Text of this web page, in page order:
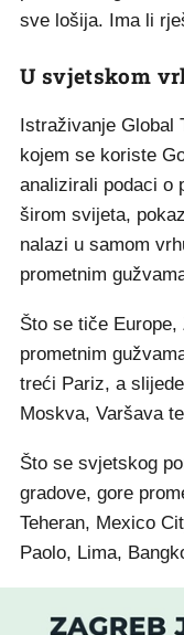
sve lošija. Ima li
U svjetskom
Istraživanje Global
kojem se koriste
analizirali podaci o
širom svijeta,
nalazi u samom
prometnim
Što se tiče
prometnim
treći Pariz, a
Moskva, Varšava
Što se svjetskog
gradove, gore
Teheran, Mexico
Paolo, Lima,